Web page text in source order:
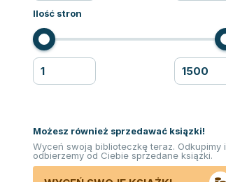
Ilość stron
Możesz również sprzedawać ksiązki!
Wyceń swoją biblioteczkę teraz. Odkupimy i
odbierzemy od Ciebie sprzedane książki.